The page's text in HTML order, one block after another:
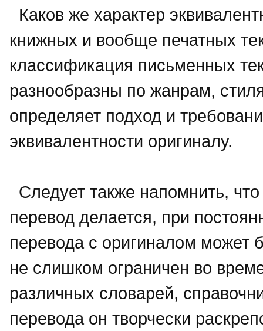
Каков же характер
книжных и вообще печатных
классификация письменных
разнообразны по жанрам,
определяет подход и
эквивалентности оригиналу.
Следует также напомнить,
перевод делается, при
перевода с оригиналом может
не слишком ограничен во
различных словарей,
перевода он творчески